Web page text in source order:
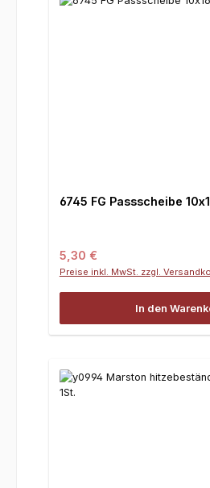
6745 FG Passscheibe
Regulärer Preis:
5,30 €
Preise inkl. MwSt. zzgl.
In den